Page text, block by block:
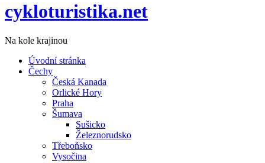
cykloturistika.net
Na kole krajinou
Úvodní stránka
Čechy
Česká Kanada
Orlické Hory
Praha
Šumava
Sušicko
Železnorudsko
Třeboňsko
Vysočina